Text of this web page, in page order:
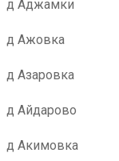
д Аджамки
д Ажовка
д Азаровка
д Айдарово
д Акимовка